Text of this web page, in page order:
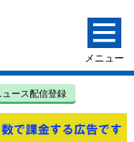
ュース配信登録